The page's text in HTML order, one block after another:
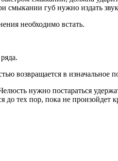
смыкании губ нужно издать
необходимо встать.
возвращается в изначальное
нужно постараться
до тех пор, пока не произойдет